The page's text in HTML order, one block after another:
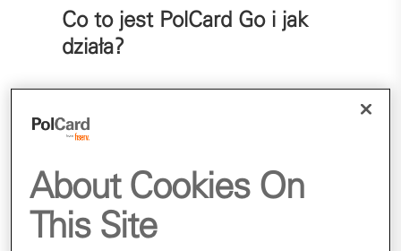
Co to jest PolCard Go i jak
działa?
zdobyła prestiżową nagrodę branżową
Payment Awards. W tym czasie w Polsce
trwał już pierwszy na świecie pilotaż tego
rozwiązania. Wybór kraju nie był
przypadkowy: w Polsce od wielu lat
płatności zbliżeniowe cieszyły się dużym i
About Cookies On
This Site